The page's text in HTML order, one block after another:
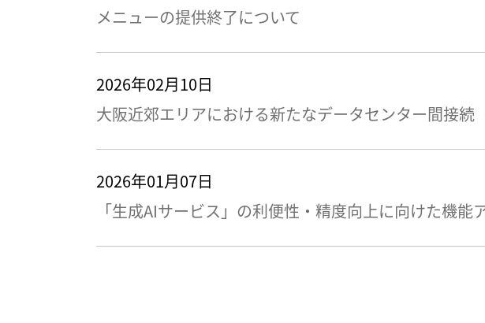
メニューの提供終了について
2026年02月10日
大阪近郊エリアにおける新たなデータセンター間接続
2026年01月07日
「生成AIサービス」の利便性・精度向上に向けた機能